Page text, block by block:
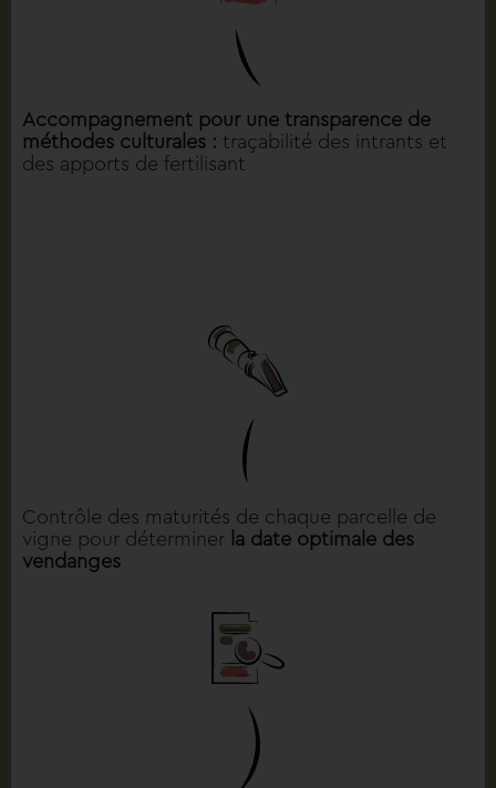
Accompagnement pour une transparence de
méthodes culturales : traçabilité des intrants et
des apports de fertilisant
Contrôle des maturités de chaque parcelle de
vigne pour déterminer la date optimale des
vendanges